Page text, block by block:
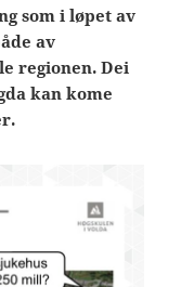
som i løpet av
av
regionen. Dei
kan kome